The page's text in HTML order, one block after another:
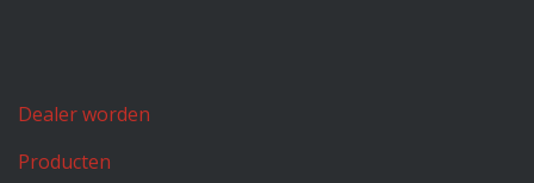
Dealer worden
Producten